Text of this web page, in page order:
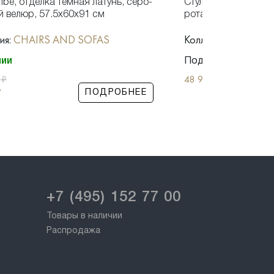
отделка темная латунь, серо-
велюр, 57.5x60x91 см
CHAIRS AND SOFAS
₽
ПОДРОБНЕЕ
Стул с
ротанг медового
Коллекция:
Под заказ
48 900
+7 (495) 152 77 00
Товары в наличии
Распродажа